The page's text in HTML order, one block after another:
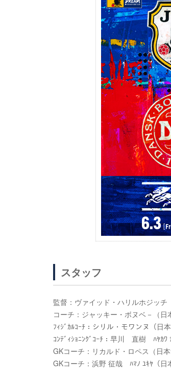
スタッフ
監督：ヴァイッド・ハリルホジッチ
コーチ：ジャッキー・ボヌベ－（日
ﾌｨｼﾞｶﾙｺｰﾁ：シリル・モワンヌ（日
ｺﾝﾃﾞｨｼｮﾆﾝｸﾞｺｰﾁ：早川 直樹 ﾊﾔｶﾜ
GKコーチ：リカルド・ロペス（日
GKコーチ：浜野 征哉 ﾊﾏﾉ ﾕｷﾔ（日